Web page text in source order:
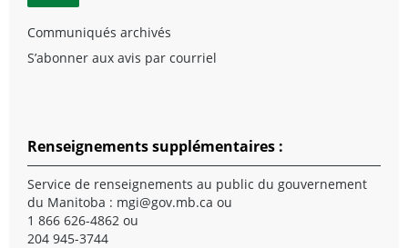
Communiqués archivés
S’abonner aux avis par courriel
Renseignements supplémentaires :
Service de renseignements au public du gouvernement
du Manitoba : mgi@gov.mb.ca ou
1 866 626-4862 ou
204 945-3744